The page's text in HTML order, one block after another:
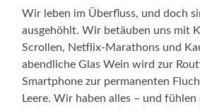
Wir leben im Überfluss, und doch
ausgehöhlt. Wir betäuben uns mit
Scrollen, Netflix-Marathons und
abendliche Glas Wein wird zur
Smartphone zur permanenten
Leere. Wir haben alles – und